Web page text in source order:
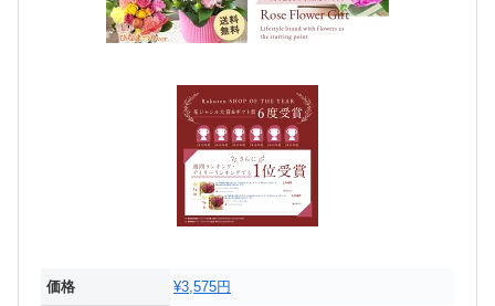
価格 ¥3,575円